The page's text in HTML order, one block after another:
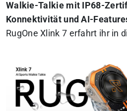
Walkie-Talkie mit IP68-
Konnektivität und AI-
RugOne Xlink 7 erfahrt ihr in